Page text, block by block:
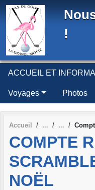
!
ACCUEIL ET
Voyages Photos
Accueil
COMPTE
NOËL
Panneau de gestion des